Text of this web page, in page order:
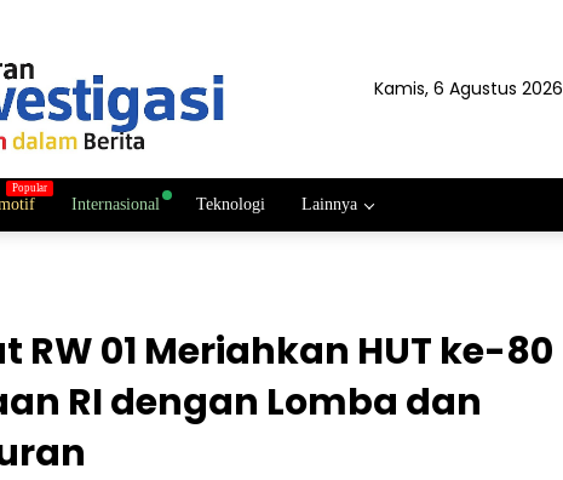
Kamis, 6 Agustus 2026
Internasional Teknologi Lainnya
RW 01 Meriahkan HUT ke-80
RI dengan Lomba dan